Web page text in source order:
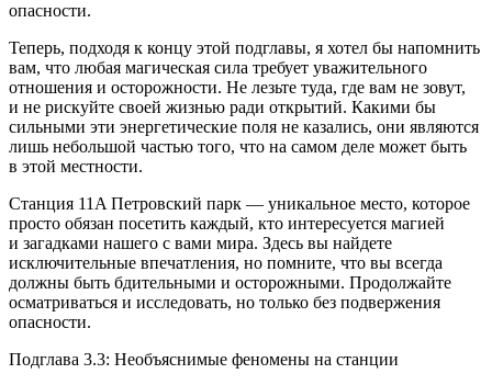
опасности.
Теперь, подходя к концу этой подглавы, я хотел бы напомнить
вам, что любая магическая сила требует уважительного
отношения и осторожности. Не лезьте туда, где вам не зовут,
и не рискуйте своей жизнью ради открытий. Какими бы
сильными эти энергетические поля не казались, они являются
лишь небольшой частью того, что на самом деле может быть
в этой местности.
Станция 11A Петровский парк — уникальное место, которое
просто обязан посетить каждый, кто интересуется магией
и загадками нашего с вами мира. Здесь вы найдете
исключительные впечатления, но помните, что вы всегда
должны быть бдительными и осторожными. Продолжайте
осматриваться и исследовать, но только без подвержения
опасности.
Подглава 3.3: Необъяснимые феномены на станции